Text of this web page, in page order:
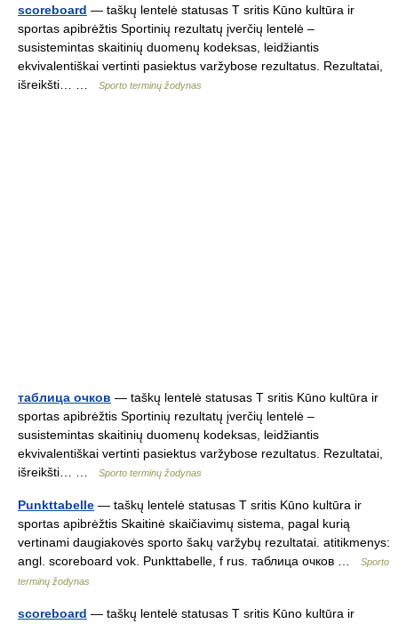
scoreboard — taškų lentelė statusas T sritis Kūno kultūra ir
sportas apibrėžtis Sportinių rezultatų įverčių lentelė –
susistemintas skaitinių duomenų kodeksas, leidžiantis
ekvivalentiškai vertinti pasiektus varžybose rezultatus. Rezultatai,
išreikšti… …
Sporto terminų žodynas
таблица очков — taškų lentelė statusas T sritis Kūno kultūra ir
sportas apibrėžtis Sportinių rezultatų įverčių lentelė –
susistemintas skaitinių duomenų kodeksas, leidžiantis
ekvivalentiškai vertinti pasiektus varžybose rezultatus. Rezultatai,
išreikšti… …
Sporto terminų žodynas
Punkttabelle — taškų lentelė statusas T sritis Kūno kultūra ir
sportas apibrėžtis Skaitinė skaičiavimų sistema, pagal kurią
vertinami daugiakovės sporto šakų varžybų rezultatai. atitikmenys:
angl. scoreboard vok. Punkttabelle, f rus. таблица очков …
Sporto
terminų žodynas
scoreboard — taškų lentelė statusas T sritis Kūno kultūra ir